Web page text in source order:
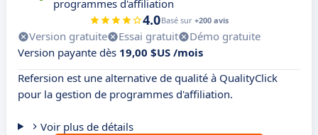
programmes d'affiliation
4.0Basé sur +200 avis
Version gratuite Essai gratuit
Démo gratuite
Version payante dès 19,00 $US /mois
Refersion est une alternative de qualité à QualityClick
pour la gestion de programmes d'affiliation.
Voir plus de détails